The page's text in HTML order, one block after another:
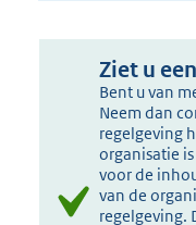
Ziet u
Bent u van
Neem dan
regelgeving
organisatie
voor de
van de
regelgeving.